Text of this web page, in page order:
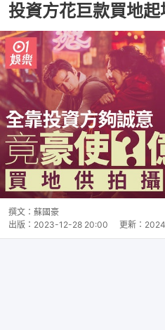
投資方花巨款買地
撰文： 蘇國豪
出版： 2023-12-28 20:00 更新：